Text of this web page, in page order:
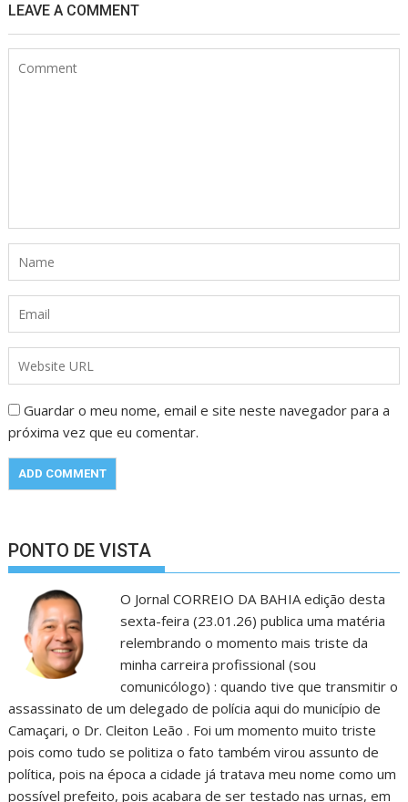
LEAVE A COMMENT
Guardar o meu nome, email e site neste navegador para a
próxima vez que eu comentar.
PONTO DE VISTA
O Jornal CORREIO DA BAHIA edição desta
sexta-feira (23.01.26) publica uma matéria
relembrando o momento mais triste da
minha carreira profissional (sou
comunicólogo) : quando tive que transmitir o
assassinato de um delegado de polícia aqui do município de
Camaçari, o Dr. Cleiton Leão . Foi um momento muito triste
pois como tudo se politiza o fato também virou assunto de
política, pois na época a cidade já tratava meu nome como um
possível prefeito, pois acabara de ser testado nas urnas, em